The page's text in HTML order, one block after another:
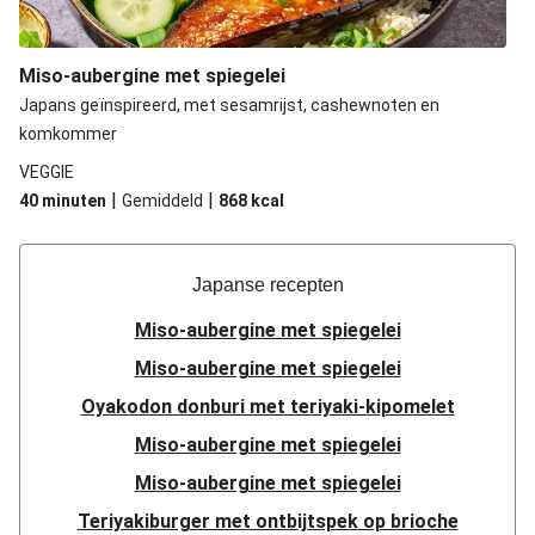
Miso-aubergine met spiegelei
Japans geïnspireerd, met sesamrijst, cashewnoten en
komkommer
VEGGIE
40 minuten | Gemiddeld | 868 kcal
Japanse recepten
Miso-aubergine met spiegelei
Miso-aubergine met spiegelei
Oyakodon donburi met teriyaki-kipomelet
Miso-aubergine met spiegelei
Miso-aubergine met spiegelei
Teriyakiburger met ontbijtspek op brioche